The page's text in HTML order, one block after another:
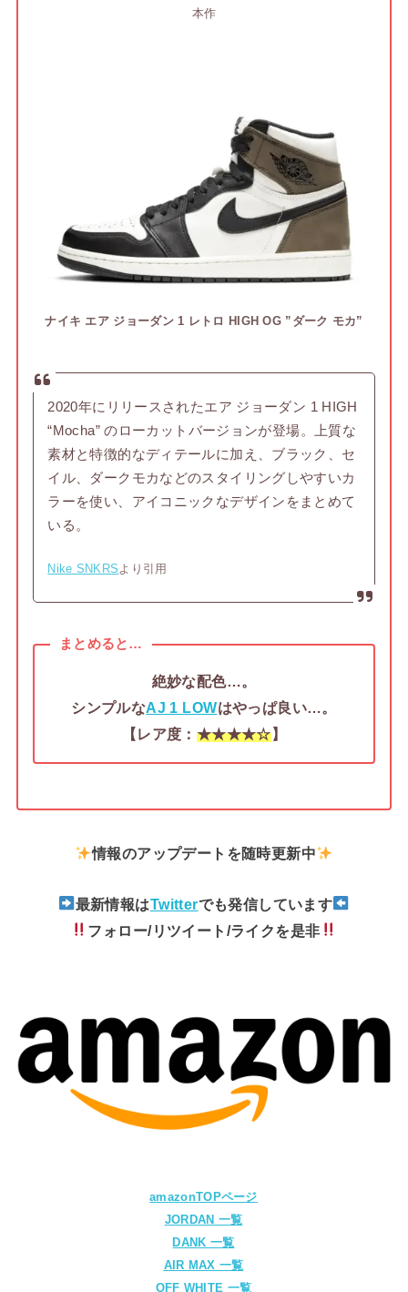
本作
ナイキ エア ジョーダン 1 レトロ HIGH OG ”ダーク モカ”
2020年にリリースされたエア ジョーダン 1 HIGH
“Mocha” のローカットバージョンが登場。上質な
素材と特徴的なディテールに加え、ブラック、セ
イル、ダークモカなどのスタイリングしやすいカ
ラーを使い、アイコニックなデザインをまとめて
いる。
Nike SNKRSより引用
まとめると…
絶妙な配色…。
シンプルなAJ 1 LOWはやっぱ良い…。
【レア度： ★★★★☆】
情報のアップデートを随時更新中
最新情報はTwitterでも発信しています
フォロー/リツイート/ライクを是非
amazonTOPページ
JORDAN 一覧
DANK 一覧
AIR MAX 一覧
OFF WHITE 一覧